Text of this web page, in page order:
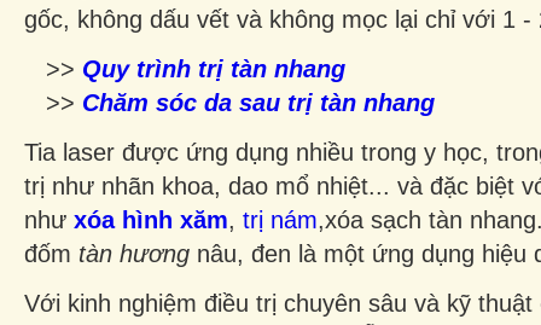
gốc, không dấu vết và không mọc lại chỉ với 1 -
>> Quy trình trị tàn nhang
>> Chăm sóc da sau trị tàn nhang
Tia laser được ứng dụng nhiều trong y học,
trị như nhãn khoa, dao mổ nhiệt... và đặc biệt
như xóa hình xăm, trị nám,xóa sạch tàn
đốm tàn hương nâu, đen là một ứng dụng hiệu
Với kinh nghiệm điều trị chuyên sâu và kỹ